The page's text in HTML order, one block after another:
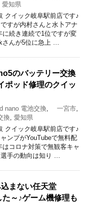
愛知県
クイック岐阜駅前店です♪
すが内村さんと水卜アナ
続き連続で1位ですが変
さんが5位に急上 …
のバッテリー交換
ポッド修理のクイッ
nano 電池交換, 一宮市,
換, 愛知県
クイック岐阜駅前店です♪
ンプがYouTubeで無料配
コロナ対策で無観客キャ
手の動向は知り …
まない任天堂
～♪ゲーム機修理も